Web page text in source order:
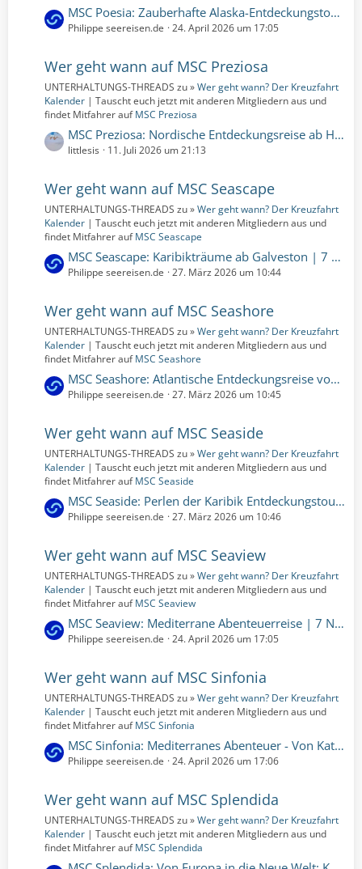
i
ä
g
e
L
e
z
t
e
B
i
ä
g
e
MSC Poesia: Zauberhafte Alaska-Entdeckungstour | 7 Nächte | 21.09.2026 bis 28.09.2026 (Montag, 21. September 2026, 00:00 – Montag, 28. September 2026, 00:00)
Philippe seereisen.de 24. April 2026 um 17:05
Wer geht wann auf MSC Preziosa
UNTERHALTUNGS-THREADS zu »Wer geht wann? Der Kreuzfahrt
Kalender | Tauscht euch jetzt mit anderen Mitgliedern aus und
findet Mitfahrer aufMSC Preziosa
L
e
z
t
e
B
i
ä
g
e
MSC Preziosa: Nordische Entdeckungsreise ab Hamburg | 12 Nächte | 28.07.2026 bis 09.08.2026 (Dienstag, 28. Juli 2026, 00:00 – Sonntag, 9. August 2026, 00:00)
littlesis 11. Juli 2026 um 21:13
Wer geht wann auf MSC Seascape
UNTERHALTUNGS-THREADS zu »Wer geht wann? Der Kreuzfahrt
Kalender | Tauscht euch jetzt mit anderen Mitgliedern aus und
findet Mitfahrer aufMSC Seascape
L
e
z
t
e
B
i
ä
g
e
MSC Seascape: Karibikträume ab Galveston | 7 Nächte | 02.04.2028 bis 09.04.2028 (Sonntag, 2. April 2028, 00:00 – Sonntag, 9. April 2028, 00:00)
Philippe seereisen.de 27. März 2026 um 10:44
Wer geht wann auf MSC Seashore
UNTERHALTUNGS-THREADS zu »Wer geht wann? Der Kreuzfahrt
Kalender | Tauscht euch jetzt mit anderen Mitgliedern aus und
findet Mitfahrer aufMSC Seashore
L
e
z
t
e
B
i
ä
g
e
MSC Seashore: Atlantische Entdeckungsreise von West nach Ost | 16 Nächte | 25.03.2028 bis 10.04.2028 (Samstag, 25. März 2028, 00:00 – Montag, 10. April 2028, 00:00)
Philippe seereisen.de 27. März 2026 um 10:45
Wer geht wann auf MSC Seaside
UNTERHALTUNGS-THREADS zu »Wer geht wann? Der Kreuzfahrt
Kalender | Tauscht euch jetzt mit anderen Mitgliedern aus und
findet Mitfahrer aufMSC Seaside
L
e
z
t
e
B
i
ä
g
e
MSC Seaside: Perlen der Karibik Entdeckungstour | 3 Nächte | 21.04.2028 bis 24.04.2028 (Freitag, 21. April 2028, 00:00 – Montag, 24. April 2028, 00:00)
Philippe seereisen.de 27. März 2026 um 10:46
Wer geht wann auf MSC Seaview
UNTERHALTUNGS-THREADS zu »Wer geht wann? Der Kreuzfahrt
Kalender | Tauscht euch jetzt mit anderen Mitgliedern aus und
findet Mitfahrer aufMSC Seaview
L
e
z
t
e
B
i
ä
g
e
MSC Seaview: Mediterrane Abenteuerreise | 7 Nächte | 22.04.2027 bis 29.04.2027 (Donnerstag, 22. April 2027, 00:00 – Donnerstag, 29. April 2027, 00:00)
Philippe seereisen.de 24. April 2026 um 17:05
Wer geht wann auf MSC Sinfonia
UNTERHALTUNGS-THREADS zu »Wer geht wann? Der Kreuzfahrt
Kalender | Tauscht euch jetzt mit anderen Mitgliedern aus und
findet Mitfahrer aufMSC Sinfonia
L
e
z
t
e
B
MSC Sinfonia: Mediterranes Abenteuer - Von Katalonien zur Costa del Sol | 10 Nächte | 11.04.2027 bis 21.04.2027 (Sonntag, 11. April 2027, 00:00 – Mittwoch, 21. April 2027, 00:00)
Philippe seereisen.de 24. April 2026 um 17:06
Wer geht wann auf MSC Splendida
UNTERHALTUNGS-THREADS zu »Wer geht wann? Der Kreuzfahrt
Kalender | Tauscht euch jetzt mit anderen Mitgliedern aus und
findet Mitfahrer aufMSC Splendida